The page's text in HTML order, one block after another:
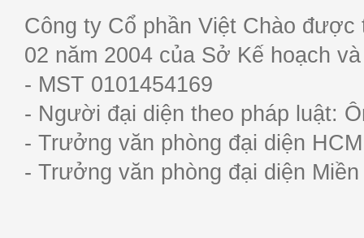
Công ty Cổ phần Việt Chào được
02 năm 2004 của Sở Kế hoạch
- MST 0101454169
- Người đại diện theo pháp luật:
- Trưởng văn phòng đại diện
- Trưởng văn phòng đại diện